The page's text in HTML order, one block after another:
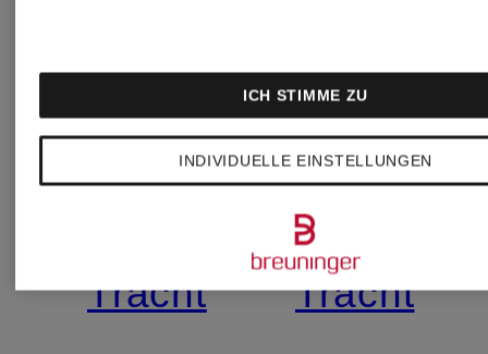
Heimatglück
Tracht
Tracht
INDIVIDUELLE EINSTELLUNGEN
ICH STIMME ZU